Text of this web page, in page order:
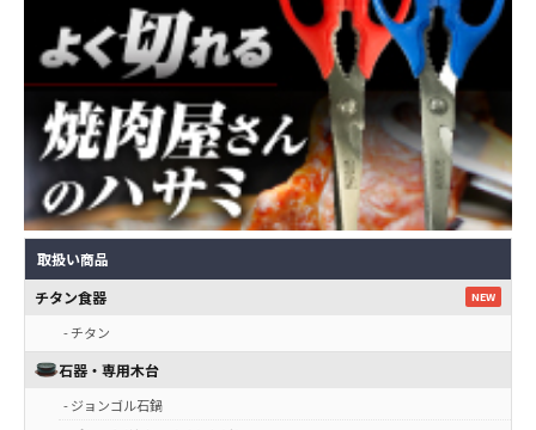
取扱い商品
チタン食器
NEW
- チタン
石器・専用木台
- ジョンゴル石鍋